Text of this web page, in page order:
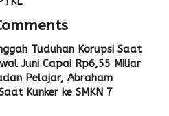
Tuduhan Korupsi Saat
Juni Capai Rp6,55 Miliar
Pelajar, Abraham
Kunker ke SMKN 7